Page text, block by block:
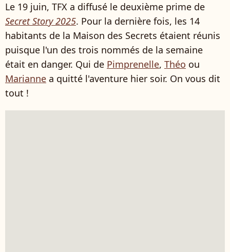
Le 19 juin, TFX a diffusé le deuxième prime de
Secret Story 2025. Pour la dernière fois, les 14
habitants de la Maison des Secrets étaient réunis
puisque l'un des trois nommés de la semaine
était en danger. Qui de Pimprenelle, Théo ou
Marianne a quitté l'aventure hier soir. On vous dit
tout !